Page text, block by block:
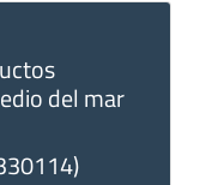
del mar